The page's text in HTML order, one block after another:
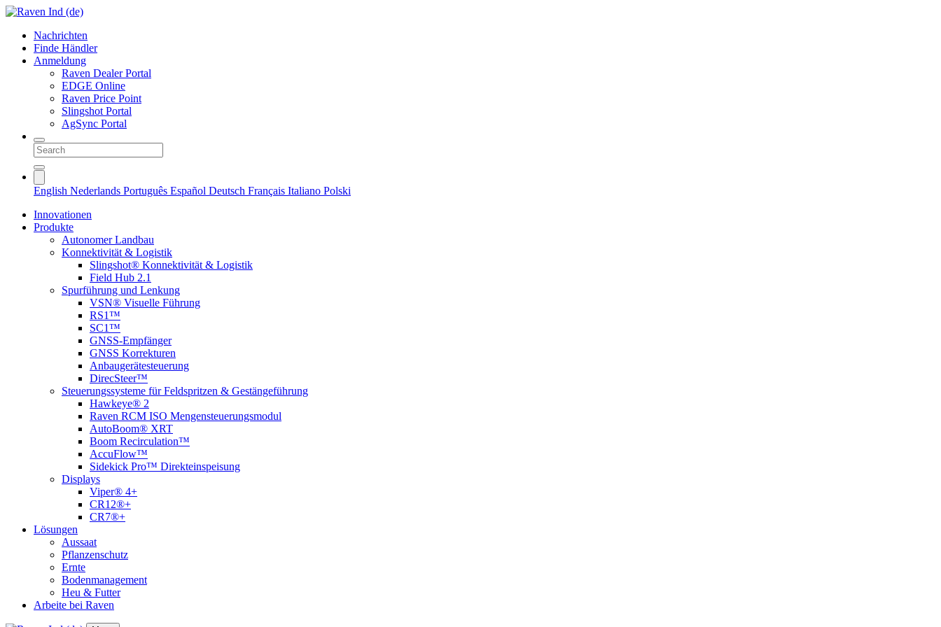
Nachrichten
Finde Händler
Anmeldung
Raven Dealer Portal
EDGE Online
Raven Price Point
Slingshot Portal
AgSync Portal
English Nederlands Português Español Deutsch Français Italiano Polski
Innovationen
Produkte
Autonomer Landbau
Konnektivität & Logistik
Slingshot® Konnektivität & Logistik
Field Hub 2.1
Spurführung und Lenkung
VSN® Visuelle Führung
RS1™
SC1™
GNSS-Empfänger
GNSS Korrekturen
Anbaugerätesteuerung
DirecSteer™
Steuerungssysteme für Feldspritzen & Gestängeführung
Hawkeye® 2
Raven RCM ISO Mengensteuerungsmodul
AutoBoom® XRT
Boom Recirculation™
AccuFlow™
Sidekick Pro™ Direkteinspeisung
Displays
Viper® 4+
CR12®+
CR7®+
Lösungen
Aussaat
Pflanzenschutz
Ernte
Bodenmanagement
Heu & Futter
Arbeite bei Raven